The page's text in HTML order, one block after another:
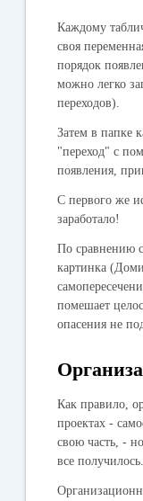
Каждому
своя
порядок
можно легко
переходов).
Затем в папке
"переход" с
появления,
C первого же
заработало!
По сравнению
картинка
помешает
опасения не
Как правило,
проектах -
свою часть, -
все получилось.